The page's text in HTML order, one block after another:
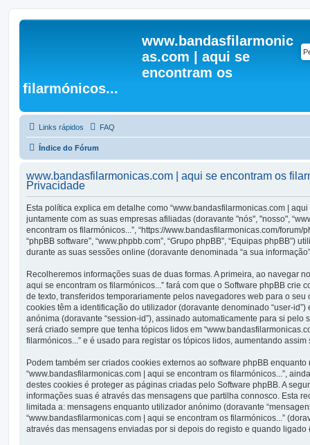
www.bandasfilarmonic
as.com | aqui se
encontram os
filarmónicos...
Links rápidos FAQ
Índice do Fórum
www.bandasfilarmonicas.com | aqui se encontram os
Privacidade
Esta política explica em detalhe como “www.bandasfilarmonicas.com |
juntamente com as suas empresas afiliadas (doravante "nós", "nosso",
encontram os filarmónicos...”, “https://www.bandasfilarmonicas.com/forum/
“phpBB software”, “www.phpbb.com”, “Grupo phpBB”, “Equipas phpBB”)
durante as suas sessões online (doravante denominada “a sua
Recolheremos informações suas de duas formas. A primeira, ao navegar
aqui se encontram os filarmónicos...” fará com que o Software phpBB crie
de texto, transferidos temporariamente pelos navegadores web para o seu
cookies têm a identificação do utilizador (doravante denominado “user-
anónima (doravante “session-id”), assinado automaticamente para si pelo
será criado sempre que tenha tópicos lidos em
filarmónicos...” e é usado para registar os tópicos lidos, aumentando
Podem também ser criados cookies externos ao software phpBB enquanto
“www.bandasfilarmonicas.com | aqui se encontram os filarmónicos...”,
destes cookies é proteger as páginas criadas pelo Software phpBB. A
informações suas é através das mensagens que partilha connosco. Esta
limitada a: mensagens enquanto utilizador anónimo (doravante
“www.bandasfilarmonicas.com | aqui se encontram os filarmónicos...”
através das mensagens enviadas por si depois do registo e quando ligado